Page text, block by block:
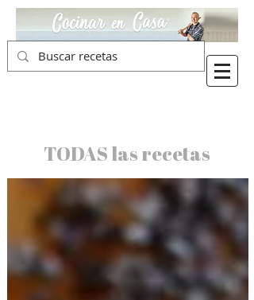
TODAS las recetas